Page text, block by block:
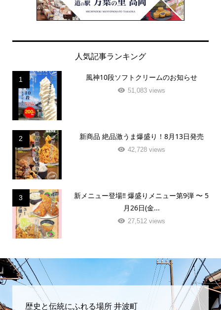
人気記事ランキング
1 風神10段ソフトクリームのお知らせ
51,083 views
2 新商品 絶品激うま爆盛り！8月13日発売
42,728 views
3
新メニュー登場‼️ 爆盛りメニュー第9弾 〜 5
月26日(金...
27,512 views
歴史と伝統にふれる場所 井波町